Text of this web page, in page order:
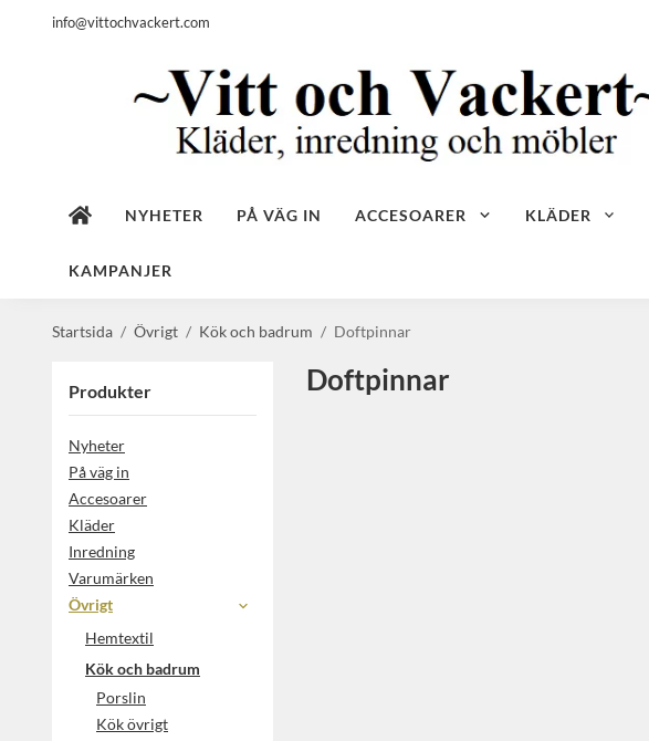
info@vittochvackert.com
NYHETER PÅ VÄG IN ACCESOARER KLÄDER
KAMPANJER
Startsida / Övrigt / Kök och badrum / Doftpinnar
Produkter
Nyheter
På väg in
Accesoarer
Kläder
Inredning
Varumärken
Övrigt
Hemtextil
Kök och badrum
Porslin
Kök övrigt
Doftpinnar